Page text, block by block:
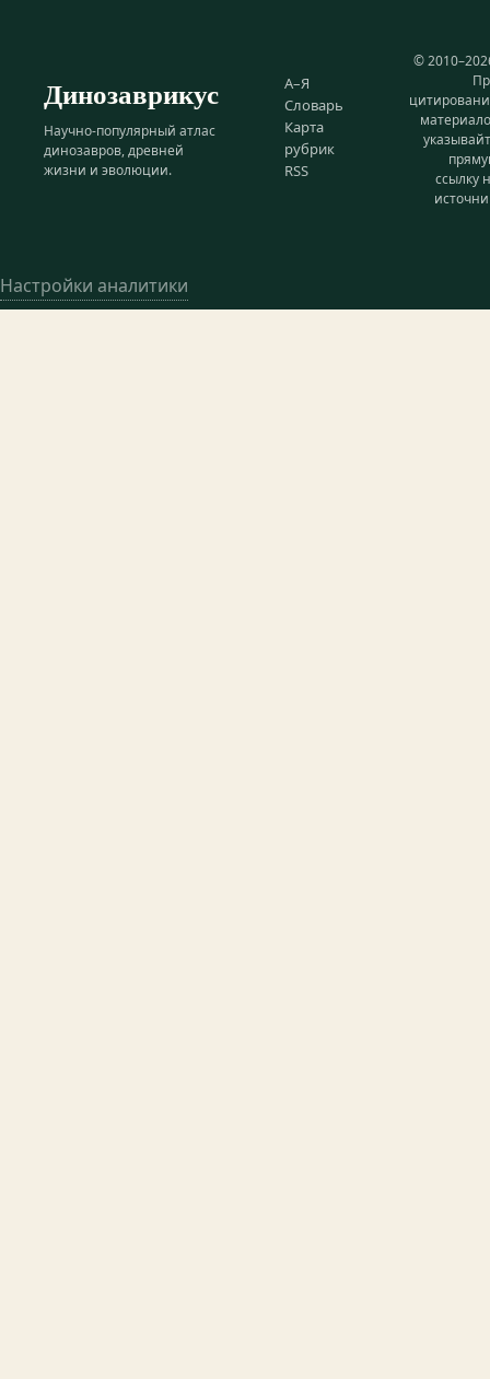
Динозаврикус
Научно-популярный атлас
динозавров, древней
жизни и эволюции.
А–Я
Словарь
Карта
рубрик
RSS
©
ссылку
Настройки аналитики